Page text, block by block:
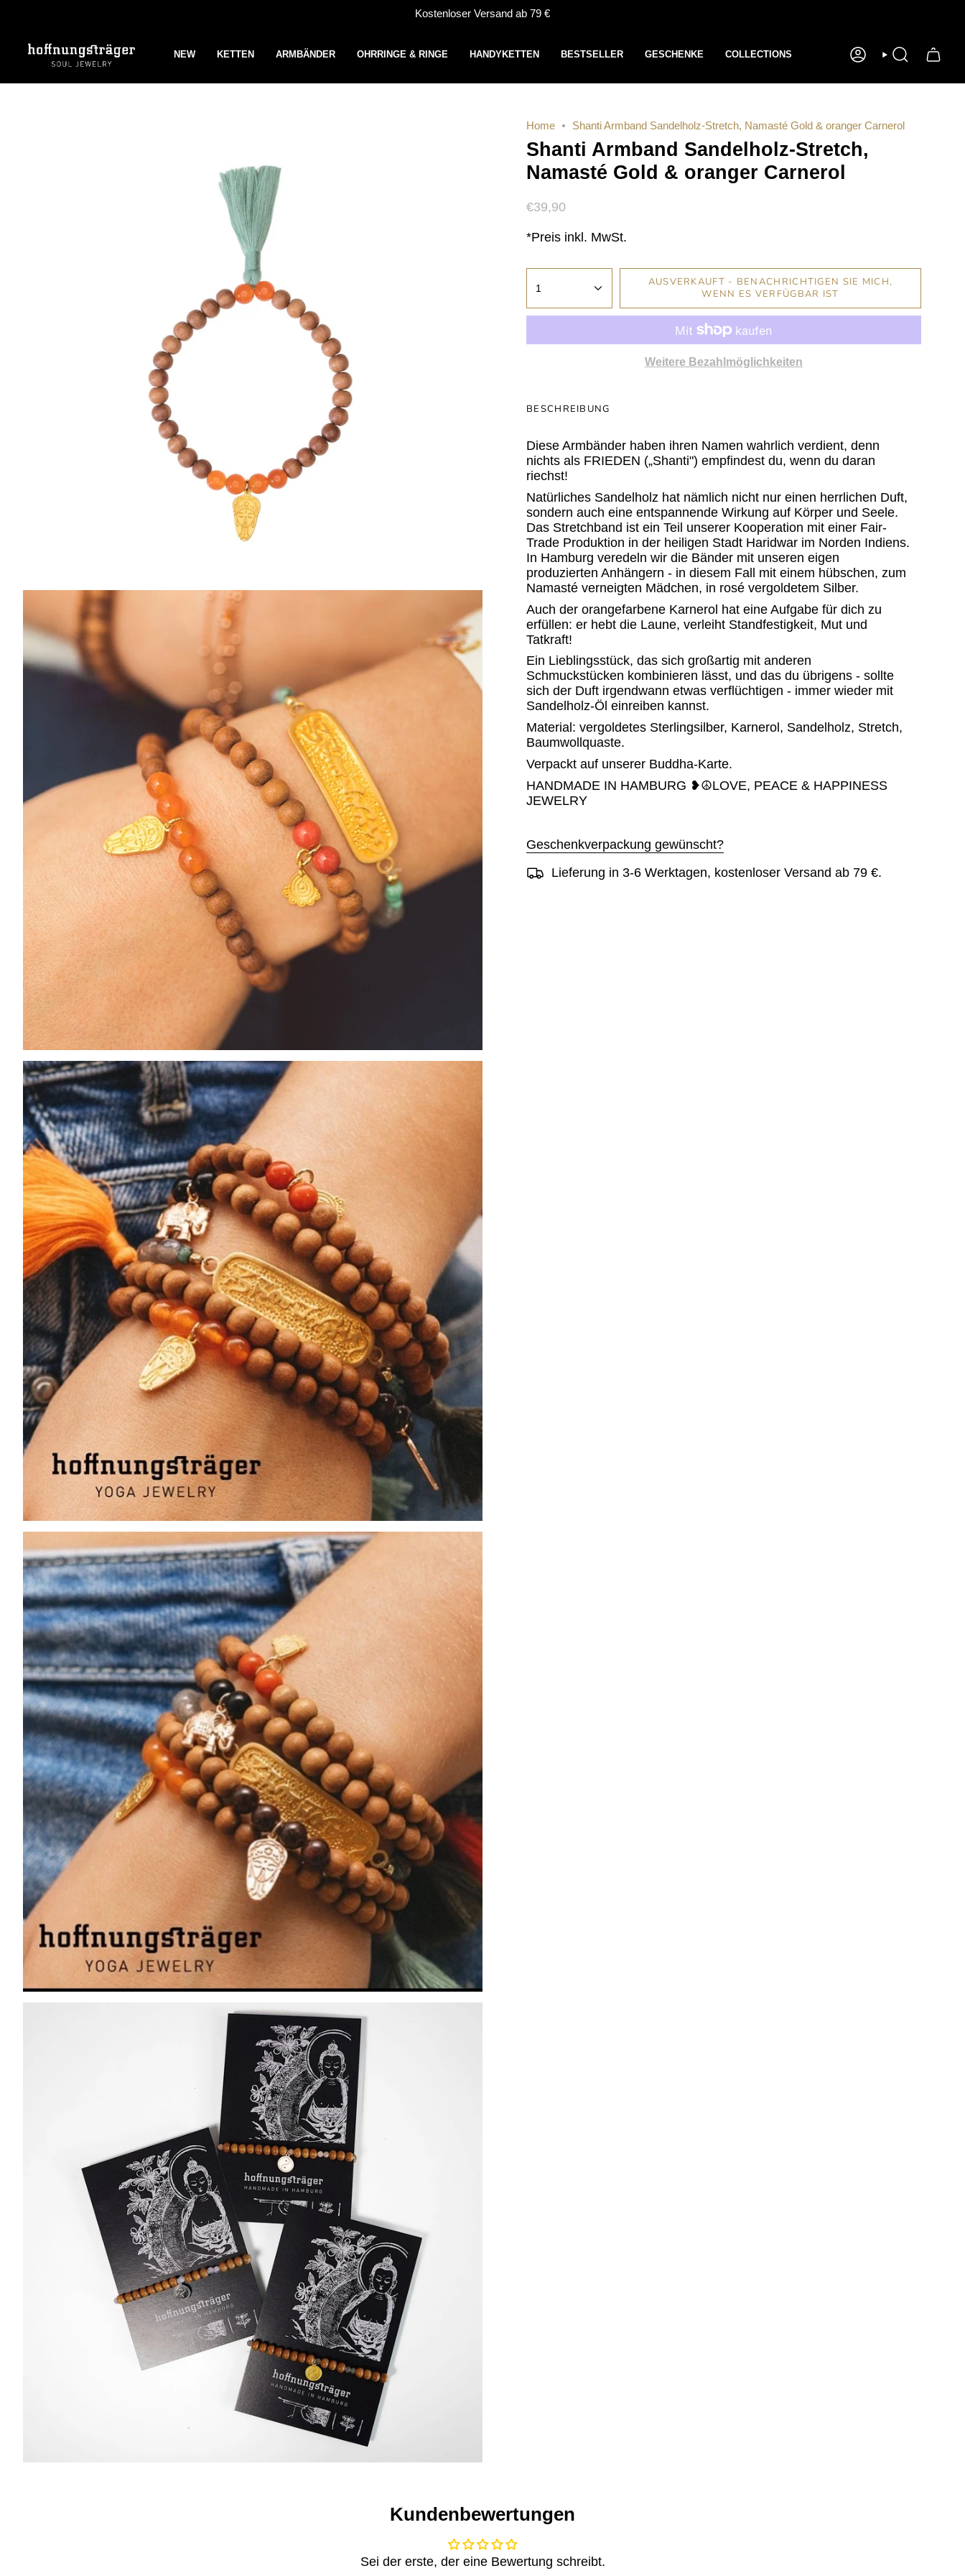
Kostenloser Versand ab 79 €
NEW KETTEN ARMBÄNDER OHRRINGE & RINGE HANDYKETTEN BESTSELLER GESCHENKE COLLECTIONS KONTO SUCHE
Home Shanti Armband Sandelholz-Stretch, Namasté Gold & oranger Carnerol
Shanti Armband Sandelholz-Stretch,
Namasté Gold & oranger Carnerol
€39,90
*Preis inkl. MwSt.
1
AUSVERKAUFT - BENACHRICHTIGEN SIE MICH,
WENN ES VERFÜGBAR IST
Weitere Bezahlmöglichkeiten
BESCHREIBUNG
Diese Armbänder haben ihren Namen wahrlich verdient, denn
nichts als FRIEDEN („Shanti") empfindest du, wenn du daran
riechst!
Natürliches Sandelholz hat nämlich nicht nur einen herrlichen Duft,
sondern auch eine entspannende Wirkung auf Körper und Seele.
Das Stretchband ist ein Teil unserer Kooperation mit einer Fair-
Trade Produktion in der heiligen Stadt Haridwar im Norden Indiens.
In Hamburg veredeln wir die Bänder mit unseren eigen
produzierten Anhängern - in diesem Fall mit einem hübschen, zum
Namasté verneigten Mädchen, in rosé vergoldetem Silber.
Auch der orangefarbene Karnerol hat eine Aufgabe für dich zu
erfüllen: er hebt die Laune, verleiht Standfestigkeit, Mut und
Tatkraft!
Ein Lieblingsstück, das sich großartig mit anderen
Schmuckstücken kombinieren lässt, und das du übrigens - sollte
sich der Duft irgendwann etwas verflüchtigen - immer wieder mit
Sandelholz-Öl einreiben kannst.
Material: vergoldetes Sterlingsilber, Karnerol, Sandelholz, Stretch,
Baumwollquaste.
Verpackt auf unserer Buddha-Karte.
HANDMADE IN HAMBURG ❥☮LOVE, PEACE & HAPPINESS
JEWELRY
Geschenkverpackung gewünscht?
Lieferung in 3-6 Werktagen, kostenloser Versand ab 79 €.
Kundenbewertungen
Sei der erste, der eine Bewertung schreibt.